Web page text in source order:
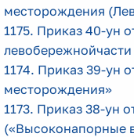
месторождения
1175. Приказ 40-ун
1174. Приказ 39-ун
месторождения»
1173. Приказ 38-ун
(«Высоконапорные